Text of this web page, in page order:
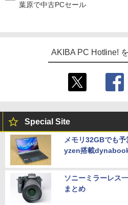
葉原で中古PCセール
AKIBA PC Hotline!
Special Site
メモリ32GBでも
yzen搭載
ソニーミラーレス
まとめ